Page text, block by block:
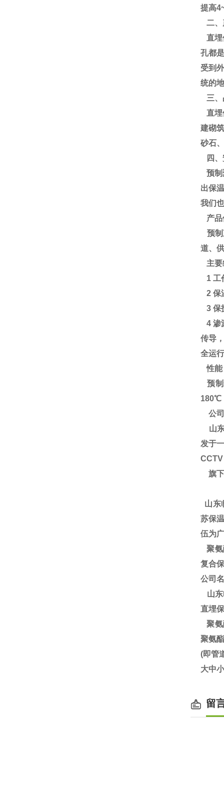
提高
二、
直埋
孔都
受到
统的
三、
直埋
建砌
砂石
四、
预制
出保
我们
产品
预制
道、
主要
1 工
2 保
3 保
4 渗
传导
全运
性
预制
180℃
公
山东
发于
旗下
山东
苏保
伍为
聚氨
复合
公司
山东
直埋
聚氨
聚氨
(即管
大中
留